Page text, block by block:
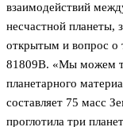
взаимодействий
несчастной планеты,
открытым и вопрос о
81809B. «Мы можем
планетарного
составляет 75 масс
проглотила три